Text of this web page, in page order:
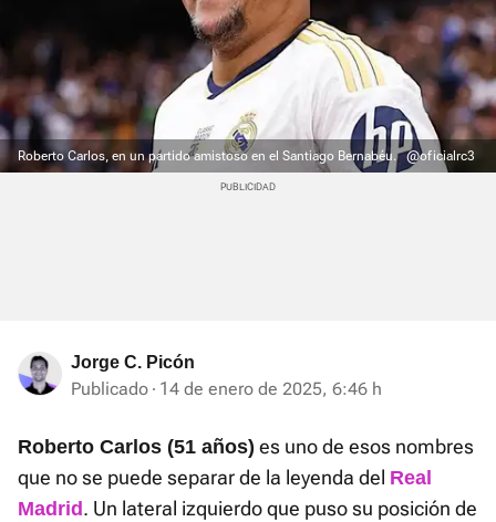
Roberto Carlos, en un partido amistoso en el Santiago Bernabéu. @oficialrc3
Jorge C. Picón
Publicado 14 de enero de 2025, 6:46 h
Roberto Carlos (51 años) es uno de esos nombres
que no se puede separar de la leyenda del Real
Madrid . Un lateral izquierdo que puso su posición de